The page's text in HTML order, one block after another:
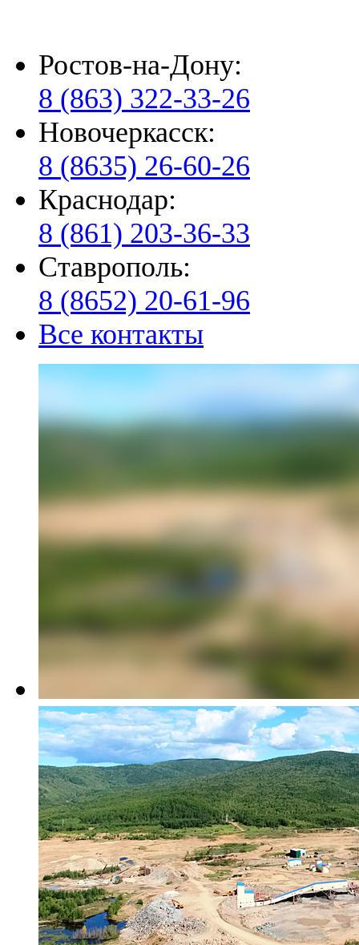
Ростов-на-Дону:
8 (863) 322-33-26
Новочеркасск:
8 (8635) 26-60-26
Краснодар:
8 (861) 203-36-33
Ставрополь:
8 (8652) 20-61-96
Все контакты